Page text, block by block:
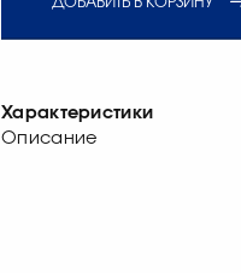
Характеристики
Описание